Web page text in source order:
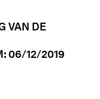
VAN DE
06/12/2019